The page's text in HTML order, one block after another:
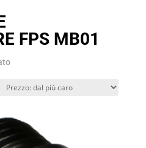
FPS MB01